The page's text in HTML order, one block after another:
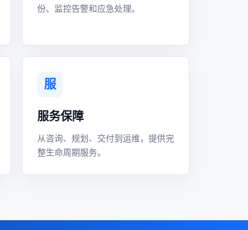
份、监控告警和应急处理。
服
服务保障
从咨询、规划、交付到运维，提供完
整生命周期服务。